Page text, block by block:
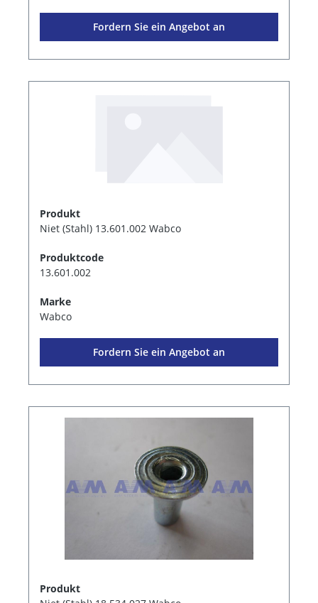
Fordern Sie ein Angebot an
Produkt
Niet (Stahl) 13.601.002 Wabco
Produktcode
13.601.002
Marke
Wabco
Fordern Sie ein Angebot an
Produkt